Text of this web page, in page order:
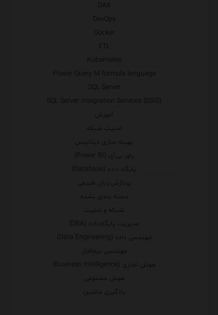
DAX
DevOps
Docker
ETL
Kubernetes
Power Query M formula language
SQL Server
SQL Server Integration Services (SSIS)
آموزش
امنیت شبکه
بهینه سازی دیتابیس
پاور بی‌آی (Power BI)
پایگاه داده (Database)
پردازش زبان طبیعی
دسته بندی نشده
شبکه و امنیت
مدیریت پایگاه‌داده (DBA)
مهندسی داده (Data Engineering)
مهندسی نرم‌افزار
هوش تجاری (Business Intelligence)
هوش مصنوعی
یادگیری ماشین